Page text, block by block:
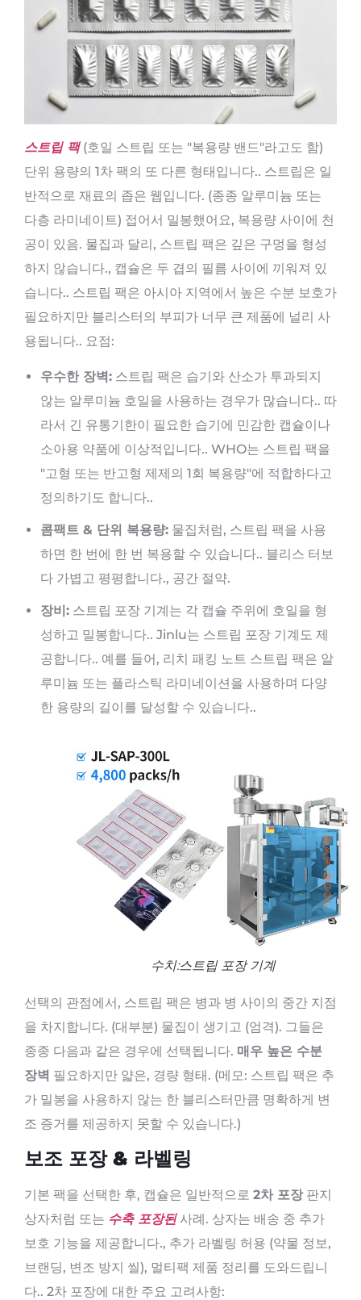
스트립 팩(호일 스트립 또는 "복용량 밴드"라고도 함)
단위 용량의 1차 팩의 또 다른 형태입니다.. 스트립은 일
반적으로 재료의 좁은 웹입니다. (종종 알루미늄 또는
다층 라미네이트) 접어서 밀봉했어요, 복용량 사이에 천
공이 있음. 물집과 달리, 스트립 팩은 깊은 구멍을 형성
하지 않습니다., 캡슐은 두 겹의 필름 사이에 끼워져 있
습니다.. 스트립 팩은 아시아 지역에서 높은 수분 보호가
필요하지만 블리스터의 부피가 너무 큰 제품에 널리 사
용됩니다.. 요점:
우수한 장벽: 스트립 팩은 습기와 산소가 투과되지
않는 알루미늄 호일을 사용하는 경우가 많습니다.. 따
라서 긴 유통기한이 필요한 습기에 민감한 캡슐이나
소아용 약품에 이상적입니다.. WHO는 스트립 팩을
"고형 또는 반고형 제제의 1회 복용량"에 적합하다고
정의하기도 합니다..
콤팩트 & 단위 복용량: 물집처럼, 스트립 팩을 사용
하면 한 번에 한 번 복용할 수 있습니다.. 블리스 터보
다 가볍고 평평합니다., 공간 절약.
장비: 스트립 포장 기계는 각 캡슐 주위에 호일을 형
성하고 밀봉합니다.. Jinlu는 스트립 포장 기계도 제
공합니다.. 예를 들어, 리치 패킹 노트 스트립 팩은 알
루미늄 또는 플라스틱 라미네이션을 사용하며 다양
한 용량의 길이를 달성할 수 있습니다..
수치:스트립 포장 기계
선택의 관점에서, 스트립 팩은 병과 병 사이의 중간 지점
을 차지합니다. (대부분) 물집이 생기고 (엄격). 그들은
종종 다음과 같은 경우에 선택됩니다. 매우 높은 수분
장벽 필요하지만 얇은, 경량 형태. (메모: 스트립 팩은 추
가 밀봉을 사용하지 않는 한 블리스터만큼 명확하게 변
조 증거를 제공하지 못할 수 있습니다.)
보조 포장 & 라벨링
기본 팩을 선택한 후, 캡슐은 일반적으로 2차 포장판지
상자처럼 또는 수축 포장된사례. 상자는 배송 중 추가
보호 기능을 제공합니다., 추가 라벨링 허용 (약물 정보,
브랜딩, 변조 방지 씰), 멀티팩 제품 정리를 도와드립니
다.. 2차 포장에 대한 주요 고려사항: